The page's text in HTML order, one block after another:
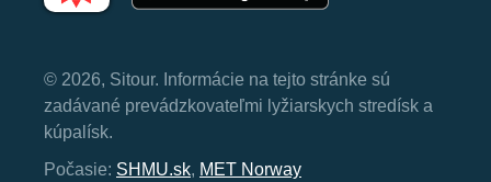
© 2026, Sitour. Informácie na tejto stránke sú
zadávané prevádzkovateľmi lyžiarskych stredísk a
kúpalísk.
Počasie: SHMU.sk, MET Norway